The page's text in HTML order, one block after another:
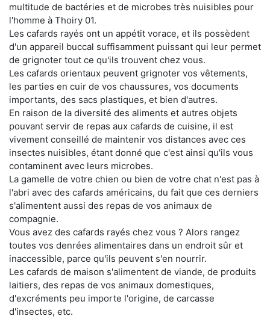
multitude de bactéries et de microbes très nuisibles pour
l'homme à Thoiry 01.
Les cafards rayés ont un appétit vorace, et ils possèdent
d'un appareil buccal suffisamment puissant qui leur permet
de grignoter tout ce qu'ils trouvent chez vous.
Les cafards orientaux peuvent grignoter vos vêtements,
les parties en cuir de vos chaussures, vos documents
importants, des sacs plastiques, et bien d'autres.
En raison de la diversité des aliments et autres objets
pouvant servir de repas aux cafards de cuisine, il est
vivement conseillé de maintenir vos distances avec ces
insectes nuisibles, étant donné que c'est ainsi qu'ils vous
contaminent avec leurs microbes.
La gamelle de votre chien ou bien de votre chat n'est pas à
l'abri avec des cafards américains, du fait que ces derniers
s'alimentent aussi des repas de vos animaux de
compagnie.
Vous avez des cafards rayés chez vous ? Alors rangez
toutes vos denrées alimentaires dans un endroit sûr et
inaccessible, parce qu'ils peuvent s'en nourrir.
Les cafards de maison s'alimentent de viande, de produits
laitiers, des repas de vos animaux domestiques,
d'excréments peu importe l'origine, de carcasse
d'insectes, etc.